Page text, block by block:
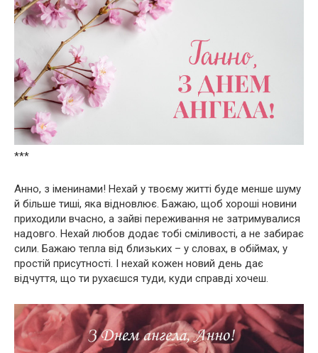
***
Анно, з іменинами! Нехай у твоєму житті буде менше шуму
й більше тиші, яка відновлює. Бажаю, щоб хороші новини
приходили вчасно, а зайві переживання не затримувалися
надовго. Нехай любов додає тобі сміливості, а не забирає
сили. Бажаю тепла від близьких – у словах, в обіймах, у
простій присутності. І нехай кожен новий день дає
відчуття, що ти рухаєшся туди, куди справді хочеш.